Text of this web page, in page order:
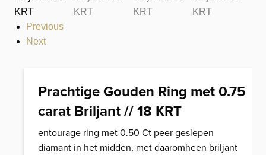
Previous
Next
Prachtige Gouden Ring met 0.75
carat Briljant // 18 KRT
entourage ring met 0.50 Ct peer geslepen
diamant in het midden, met daaromheen briljant